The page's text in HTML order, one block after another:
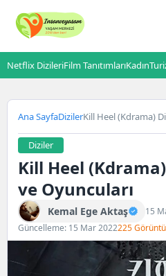
Netflix DizileriFilm TanıtımlarıKadın
Ana SayfaDizilerKill Heel (Kdrama)
Diziler
Kill Heel
ve Oyuncuları
Kemal Ege Aktaş
15
Güncelleme: 15 Mar 2022225